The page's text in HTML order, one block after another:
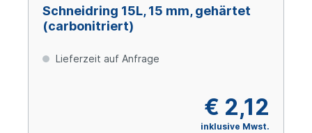
Schneidring 15L, 15 mm, gehärtet
(carbonitriert)
Lieferzeit auf Anfrage
€ 2,12
inklusive Mwst.